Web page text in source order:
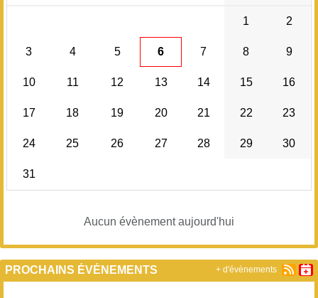
1 2
3 4 5 6 7 8 9
10 11 12 13 14 15 16
17 18 19 20 21 22 23
24 25 26 27 28 29 30
31
Aucun évènement aujourd'hui
PROCHAINS ÉVÉNEMENTS + d'évènements